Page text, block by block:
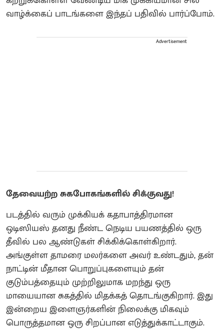
வாழ்க்கைப் பாடங்களை இந்தப் பதிவில் பார்ப்போம்.
Advertisement
தேவையற்ற சுகபோகங்களில் சிக்குவது!
படத்தில் வரும் முக்கியக் கதாபாத்திரமான
ஒடிஸியஸ் தனது நீண்ட நெடிய பயணத்தில் ஒரு
தீவில் பல ஆண்டுகள் சிக்கிக்கொள்கிறார்.
அங்குள்ள தாமரை மலர்களை அவர் உண்டதும், தன்
நாட்டின் மீதான பொறுப்புகளையும் தன்
குடும்பத்தையும் முற்றிலுமாக மறந்து ஒரு
மாயையான சுகத்தில் மிதக்கத் தொடங்குகிறார். இது
இன்றைய இளைஞர்களின் நிலைக்கு மிகவும்
பொருத்தமான ஒரு சிறப்பான எடுத்துக்காட்டாகும்.